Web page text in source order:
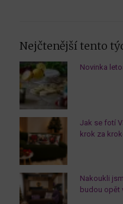
Nejčtenější tento
Novinka
Jak se fotí
krok za
Nakoukli
budou opět